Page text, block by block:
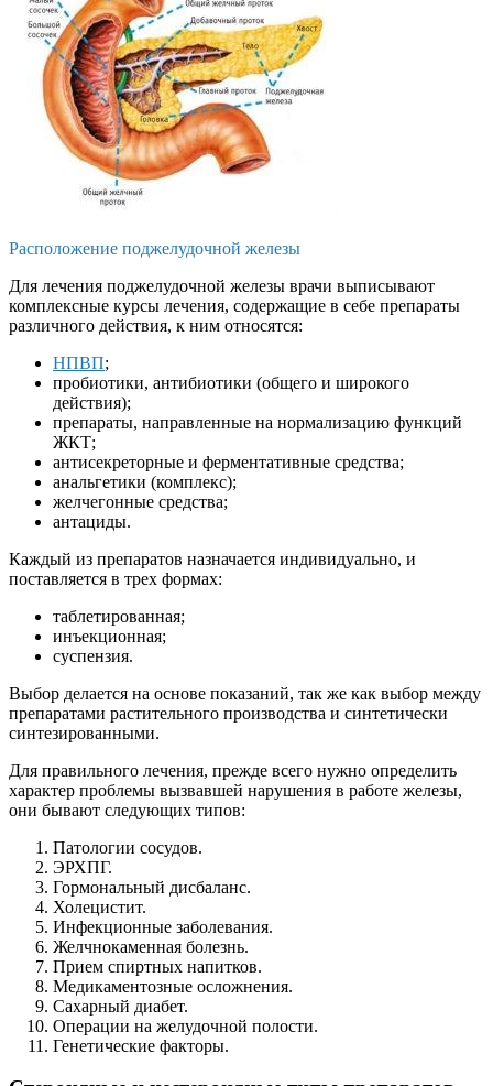
Расположение поджелудочной железы
Для лечения поджелудочной железы врачи выписывают
комплексные курсы лечения, содержащие в себе препараты
различного действия, к ним относятся:
НПВП;
пробиотики, антибиотики (общего и широкого
действия);
препараты, направленные на нормализацию функций
ЖКТ;
антисекреторные и ферментативные средства;
анальгетики (комплекс);
желчегонные средства;
антациды.
Каждый из препаратов назначается индивидуально, и
поставляется в трех формах:
таблетированная;
инъекционная;
суспензия.
Выбор делается на основе показаний, так же как выбор между
препаратами растительного производства и синтетически
синтезированными.
Для правильного лечения, прежде всего нужно определить
характер проблемы вызвавшей нарушения в работе железы,
они бывают следующих типов:
Патологии сосудов.
ЭРХПГ.
Гормональный дисбаланс.
Холецистит.
Инфекционные заболевания.
Желчнокаменная болезнь.
Прием спиртных напитков.
Медикаментозные осложнения.
Сахарный диабет.
Операции на желудочной полости.
Генетические факторы.